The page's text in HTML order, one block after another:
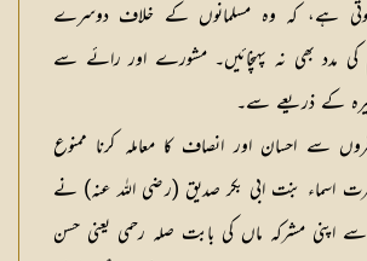
ہے، کہ وہ مسلمانوں کے خلاف دوسرے
کی مدد بھی نہ پہنچائیں۔ مشورے اور رائے سے
کے ذریعے سے۔
سے احسان اور انصاف کا معاملہ کرنا ممنوع
اسماء بنت ابی بکر صدیق (رضی الله عنہ) نے
مشرکہ ماں کی بابت صلہ رحمی یعنی حسن